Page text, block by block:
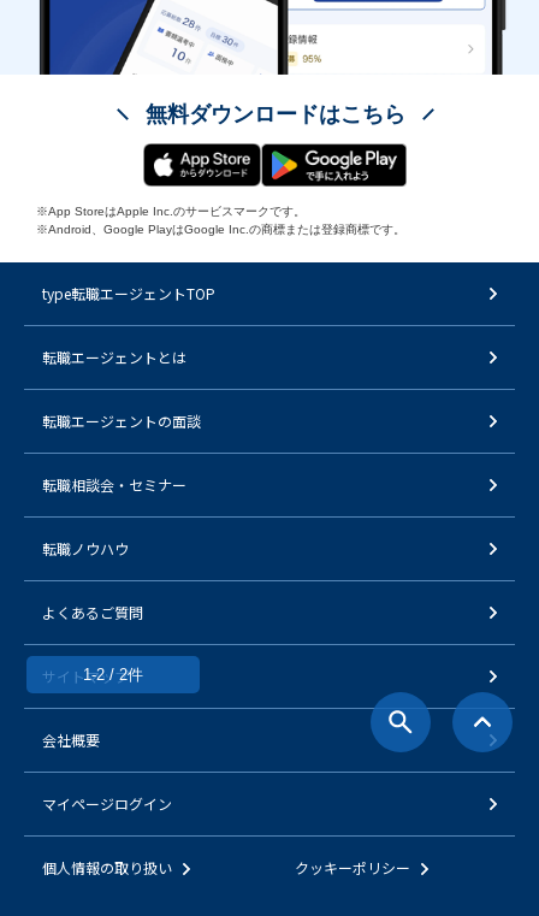
1-2 / 2件
無料ダウンロードはこちら
※App StoreはApple Inc.のサービスマークです。
※Android、Google PlayはGoogle Inc.の商標または登録商標です。
type転職エージェントTOP
転職エージェントとは
転職エージェントの面談
転職相談会・セミナー
転職ノウハウ
よくあるご質問
サイトマップ
会社概要
マイページログイン
個人情報の取り扱い クッキーポリシー